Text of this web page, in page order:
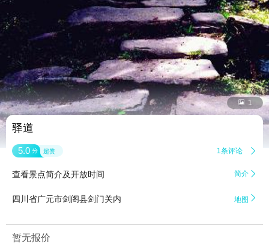
 1
驿道
5.0 分 超赞 1条评论 
查看景点简介及开放时间 简介 
四川省广元市剑阁县剑门关内 地图 
暂无报价
